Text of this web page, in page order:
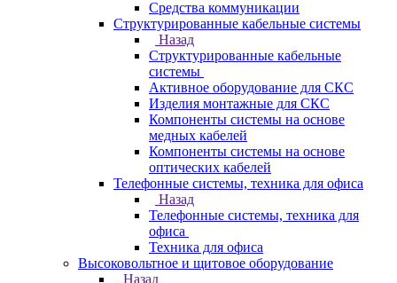
Средства коммуникации
Структурированные кабельные системы
Назад
Структурированные кабельные
системы
Активное оборудование для СКС
Изделия монтажные для СКС
Компоненты системы на основе
медных кабелей
Компоненты системы на основе
оптических кабелей
Телефонные системы, техника для офиса
Назад
Телефонные системы, техника для
офиса
Техника для офиса
Высоковольтное и щитовое оборудование
Назад